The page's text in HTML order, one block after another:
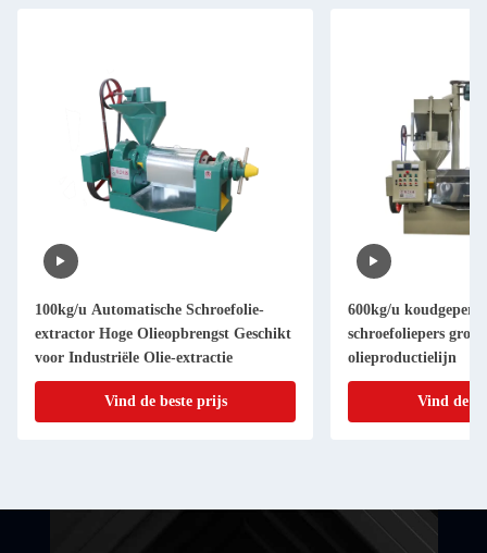
100kg/u Automatische Schroefolie-
extractor Hoge Olieopbrengst Geschikt
voor Industriële Olie-extractie
Vind de beste prijs
600kg/u
schroefoliepers
olieproductielijn
Vind de